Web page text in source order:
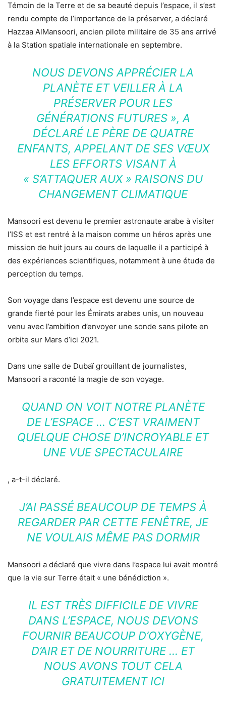
Témoin de la Terre et de sa beauté depuis l’espace, il s’est
rendu compte de l’importance de la préserver, a déclaré
Hazzaa AlMansoori, ancien pilote militaire de 35 ans arrivé
à la Station spatiale internationale en septembre.
NOUS DEVONS APPRÉCIER LA
PLANÈTE ET VEILLER À LA
PRÉSERVER POUR LES
GÉNÉRATIONS FUTURES », A
DÉCLARÉ LE PÈRE DE QUATRE
ENFANTS, APPELANT DE SES VŒUX
LES EFFORTS VISANT À
« S’ATTAQUER AUX » RAISONS DU
CHANGEMENT CLIMATIQUE
Mansoori est devenu le premier astronaute arabe à visiter
l’ISS et est rentré à la maison comme un héros après une
mission de huit jours au cours de laquelle il a participé à
des expériences scientifiques, notamment à une étude de
perception du temps.
Son voyage dans l’espace est devenu une source de
grande fierté pour les Émirats arabes unis, un nouveau
venu avec l’ambition d’envoyer une sonde sans pilote en
orbite sur Mars d’ici 2021.
Dans une salle de Dubaï grouillant de journalistes,
Mansoori a raconté la magie de son voyage.
QUAND ON VOIT NOTRE PLANÈTE
DE L’ESPACE … C’EST VRAIMENT
QUELQUE CHOSE D’INCROYABLE ET
UNE VUE SPECTACULAIRE
, a-t-il déclaré.
J’AI PASSÉ BEAUCOUP DE TEMPS À
REGARDER PAR CETTE FENÊTRE, JE
NE VOULAIS MÊME PAS DORMIR
Mansoori a déclaré que vivre dans l’espace lui avait montré
que la vie sur Terre était « une bénédiction ».
IL EST TRÈS DIFFICILE DE VIVRE
DANS L’ESPACE, NOUS DEVONS
FOURNIR BEAUCOUP D’OXYGÈNE,
D’AIR ET DE NOURRITURE … ET
NOUS AVONS TOUT CELA
GRATUITEMENT ICI